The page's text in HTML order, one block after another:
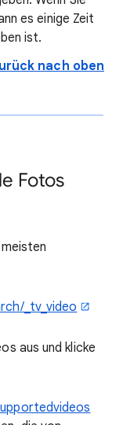
es einige Zeit
ist.
nach oben
Fotos
_tv_video
aus und klicke